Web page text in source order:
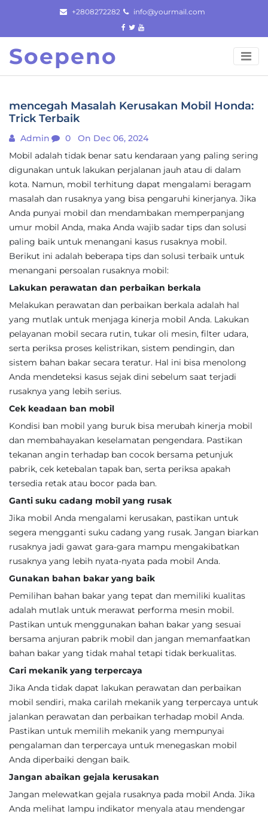
content
+2808272282 info@yourmail.com
Soepeno
mencegah Masalah Kerusakan Mobil Honda:
Trick Terbaik
Admin 0
On Dec 06, 2024
Mobil adalah tidak benar satu kendaraan yang paling sering
digunakan untuk lakukan perjalanan jauh atau di dalam
kota. Namun, mobil terhitung dapat mengalami beragam
masalah dan rusaknya yang bisa pengaruhi kinerjanya. Jika
Anda punyai mobil dan mendambakan memperpanjang
umur mobil Anda, maka Anda wajib sadar tips dan solusi
paling baik untuk menangani kasus rusaknya mobil.
Berikut ini adalah beberapa tips dan solusi terbaik untuk
menangani persoalan rusaknya mobil:
Lakukan perawatan dan perbaikan berkala
Melakukan perawatan dan perbaikan berkala adalah hal
yang mutlak untuk menjaga kinerja mobil Anda. Lakukan
pelayanan mobil secara rutin, tukar oli mesin, filter udara,
serta periksa proses kelistrikan, sistem pendingin, dan
sistem bahan bakar secara teratur. Hal ini bisa menolong
Anda mendeteksi kasus sejak dini sebelum saat terjadi
rusaknya yang lebih serius.
Cek keadaan ban mobil
Kondisi ban mobil yang buruk bisa merubah kinerja mobil
dan membahayakan keselamatan pengendara. Pastikan
tekanan angin terhadap ban cocok bersama petunjuk
pabrik, cek ketebalan tapak ban, serta periksa apakah
tersedia retak atau bocor pada ban.
Ganti suku cadang mobil yang rusak
Jika mobil Anda mengalami kerusakan, pastikan untuk
segera mengganti suku cadang yang rusak. Jangan biarkan
rusaknya jadi gawat gara-gara mampu mengakibatkan
rusaknya yang lebih nyata-nyata pada mobil Anda.
Gunakan bahan bakar yang baik
Pemilihan bahan bakar yang tepat dan memiliki kualitas
adalah mutlak untuk merawat performa mesin mobil.
Pastikan untuk menggunakan bahan bakar yang sesuai
bersama anjuran pabrik mobil dan jangan memanfaatkan
bahan bakar yang tidak mahal tetapi tidak berkualitas.
Cari mekanik yang terpercaya
Jika Anda tidak dapat lakukan perawatan dan perbaikan
mobil sendiri, maka carilah mekanik yang terpercaya untuk
jalankan perawatan dan perbaikan terhadap mobil Anda.
Pastikan untuk memilih mekanik yang mempunyai
pengalaman dan terpercaya untuk menegaskan mobil
Anda diperbaiki dengan baik.
Jangan abaikan gejala kerusakan
Jangan melewatkan gejala rusaknya pada mobil Anda. Jika
Anda melihat lampu indikator menyala atau mendengar